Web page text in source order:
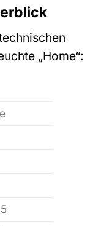
„Home“: